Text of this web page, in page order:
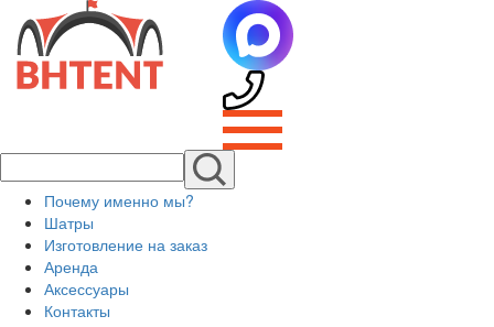
Почему именно мы?
Шатры
Изготовление на заказ
Аренда
Аксессуары
Контакты